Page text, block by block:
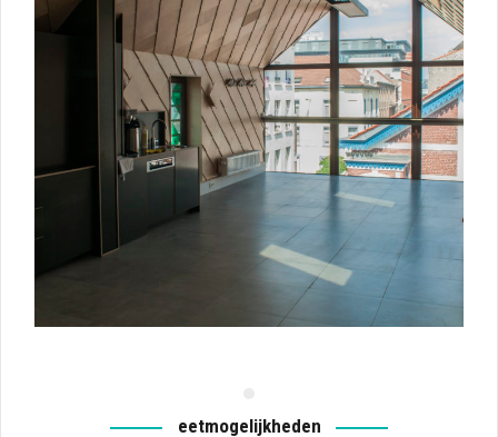
Dagverhuur
eetmogelijkheden